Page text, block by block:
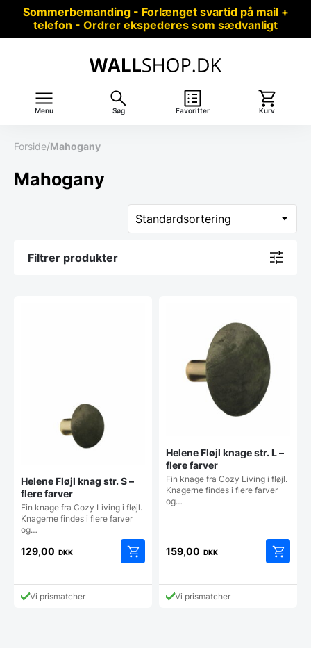
Sommerbemanding - Forlænget svartid på mail +
telefon - Ordrer ekspederes som sædvanligt
Menu Søg Favoritter Kurv
Forside/Mahogany
Mahogany
Filtrer produkter
Helene Fløjl knag str. S –
flere farver
Fin knage fra Cozy Living i fløjl.
Knagerne findes i flere farver
og…
129,00 DKK
vare
Vi prismatcher
Helene Fløjl knage str. L –
flere farver
Fin knage fra Cozy Living i fløjl.
Knagerne findes i flere farver
og…
159,00 DKK
vare
Vi prismatcher